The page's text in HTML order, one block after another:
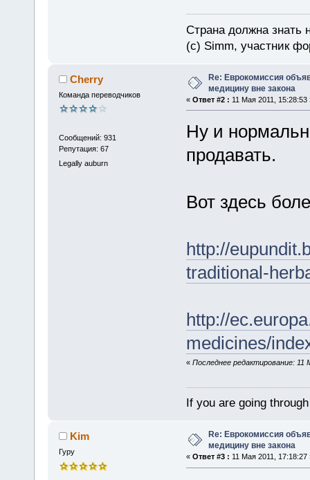
Страна должна знать
(c) Simm, участник
Cherry
Команда переводчиков
Сообщений: 931
Репутация: 67
Legally auburn
Re: Еврокомиссия
медицину вне закона
« Ответ #2 : 11 Мая 2011, 15:28:53
Ну и
продавать.
Вот здесь
http://
traditional-
http://
medicines/
« Последнее редактирование: 11
If you are going
Kim
Гуру
Re: Еврокомиссия
медицину вне закона
« Ответ #3 : 11 Мая 2011, 17:18:27